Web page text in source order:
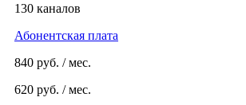
130 каналов
Абонентская плата
840 руб. / мес.
620 руб. / мес.